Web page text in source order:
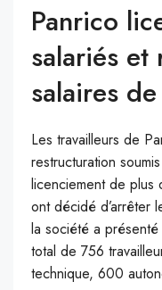
Panrico
salariés et
salaires
Les travailleurs de
restructuration
licenciement de plus
ont décidé d’arrêter
la société a présenté
total de 756
technique, 600